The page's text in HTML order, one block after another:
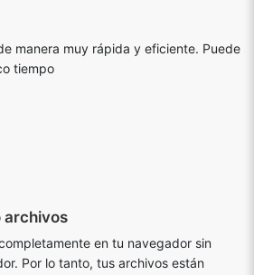
manera muy rápida y eficiente. Puede
tiempo
en tu navegador sin
Por lo tanto, tus archivos están